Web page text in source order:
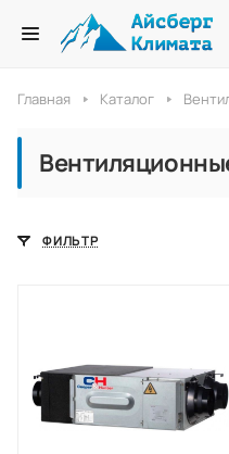
Главная Каталог
ФИЛЬТР